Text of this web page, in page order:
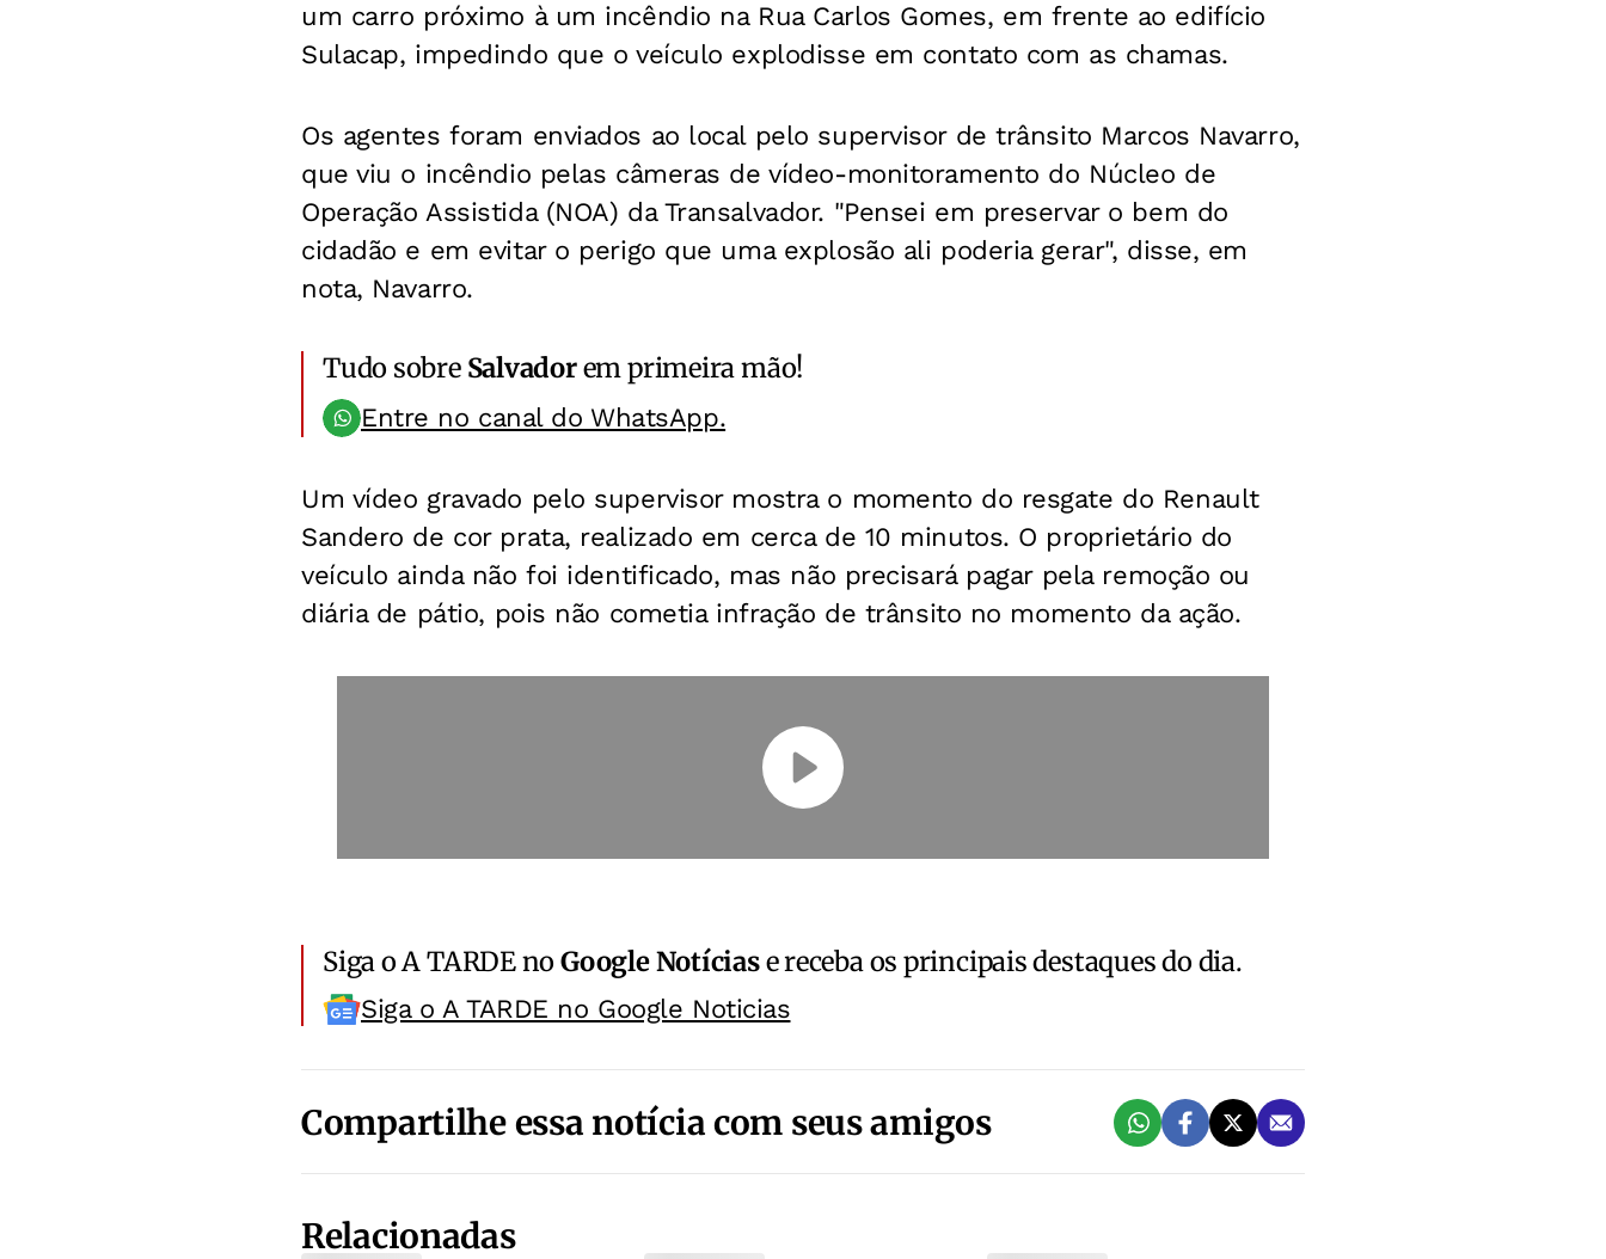
um carro próximo à um incêndio na Rua Carlos Gomes, em frente ao edifício
Sulacap, impedindo que o veículo explodisse em contato com as chamas.
Os agentes foram enviados ao local pelo supervisor de trânsito Marcos Navarro,
que viu o incêndio pelas câmeras de vídeo-monitoramento do Núcleo de
Operação Assistida (NOA) da Transalvador. "Pensei em preservar o bem do
cidadão e em evitar o perigo que uma explosão ali poderia gerar", disse, em
nota, Navarro.
Tudo sobre Salvadorem primeira mão!
Entre no canal do WhatsApp.
Um vídeo gravado pelo supervisor mostra o momento do resgate do Renault
Sandero de cor prata, realizado em cerca de 10 minutos. O proprietário do
veículo ainda não foi identificado, mas não precisará pagar pela remoção ou
diária de pátio, pois não cometia infração de trânsito no momento da ação.
Siga o A TARDE noGoogle Notíciase receba os principais destaques do dia.
Siga o A TARDE no Google Noticias
Compartilhe essa notícia com seus amigos
Relacionadas